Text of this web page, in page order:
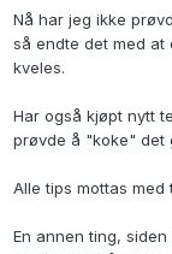
Nå har jeg ikke
så endte det med at
kveles.
Har også kjøpt nytt
prøvde å "koke" det
Alle tips mottas med
En annen ting,